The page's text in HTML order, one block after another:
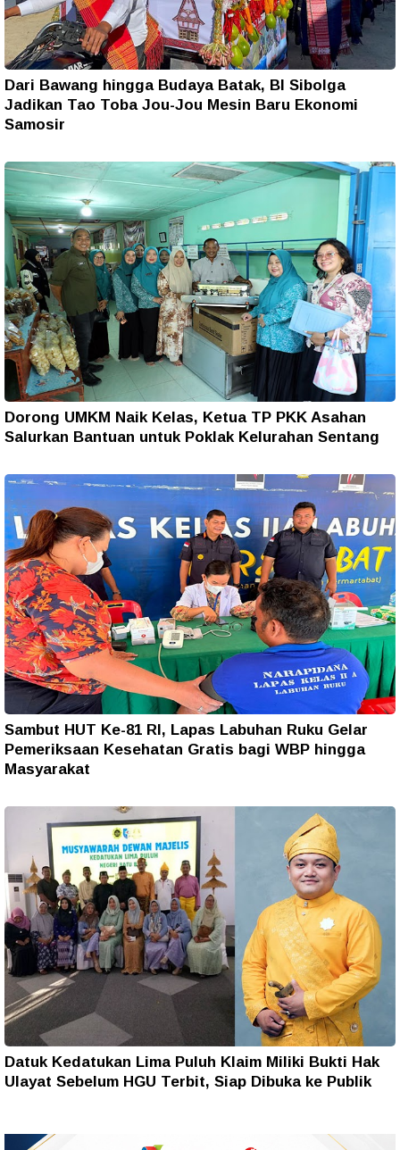
Dari Bawang hingga Budaya Batak, BI Sibolga
Jadikan Tao Toba Jou-Jou Mesin Baru Ekonomi
Samosir
Dorong UMKM Naik Kelas, Ketua TP PKK Asahan
Salurkan Bantuan untuk Poklak Kelurahan Sentang
Sambut HUT Ke-81 RI, Lapas Labuhan Ruku Gelar
Pemeriksaan Kesehatan Gratis bagi WBP hingga
Masyarakat
Datuk Kedatukan Lima Puluh Klaim Miliki Bukti Hak
Ulayat Sebelum HGU Terbit, Siap Dibuka ke Publik